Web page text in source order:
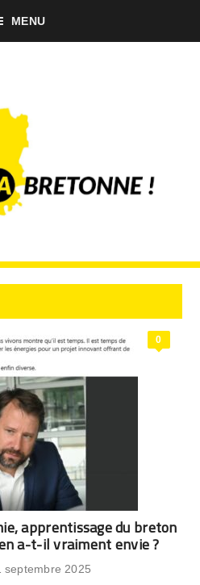
MENU
0
apprentissage du breton
a-t-il vraiment envie ?
septembre 2025